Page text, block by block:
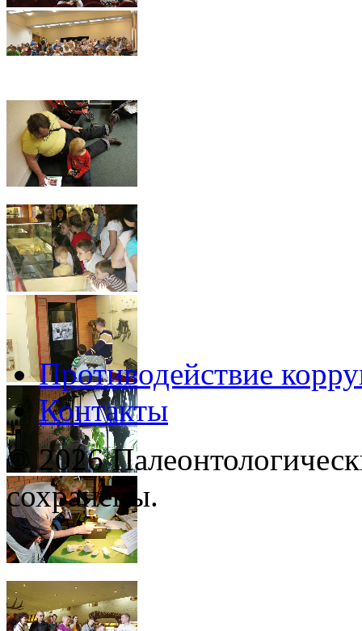
Противодействие
Контакты
© 2026
сохранены.